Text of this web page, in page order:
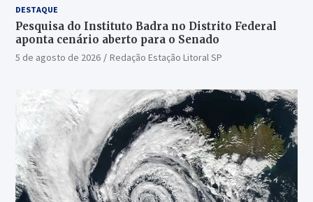
DESTAQUE
Pesquisa do Instituto Badra no Distrito Federal
aponta cenário aberto para o Senado
5 de agosto de 2026 Redação Estação Litoral SP